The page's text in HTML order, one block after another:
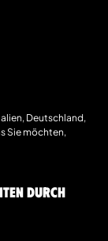
Deutschland,
Sie möchten,
durch